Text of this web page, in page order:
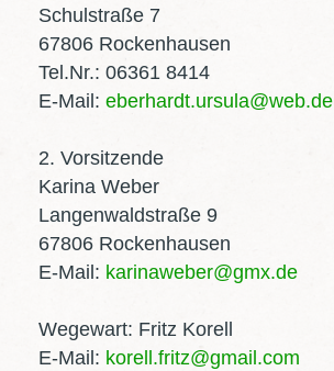
Schulstraße 7
67806 Rockenhausen
Tel.Nr.: 06361 8414
E-Mail: eberhardt.ursula@web.de
2. Vorsitzende
Karina Weber
Langenwaldstraße 9
67806 Rockenhausen
E-Mail: karinaweber@gmx.de
Wegewart: Fritz Korell
E-Mail: korell.fritz@gmail.com